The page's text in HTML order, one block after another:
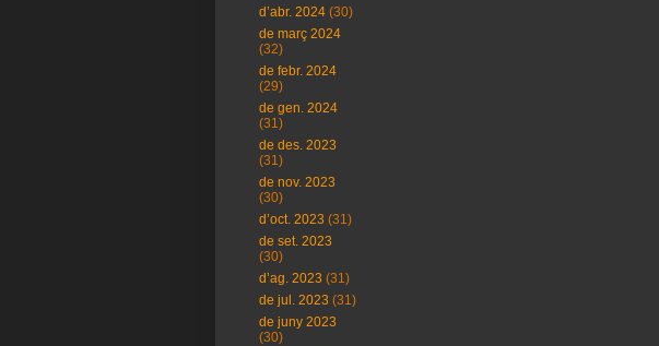
d’abr. 2024 (30)
de març 2024
(32)
de febr. 2024
(29)
de gen. 2024
(31)
de des. 2023
(31)
de nov. 2023
(30)
d’oct. 2023 (31)
de set. 2023
(30)
d’ag. 2023 (31)
de jul. 2023 (31)
de juny 2023
(30)